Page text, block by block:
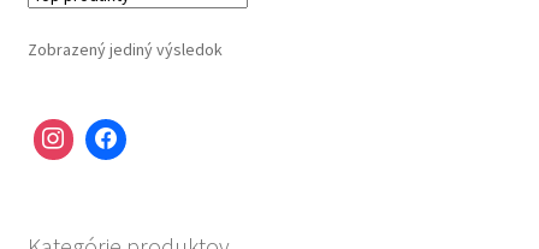
Zobrazený jediný výsledok